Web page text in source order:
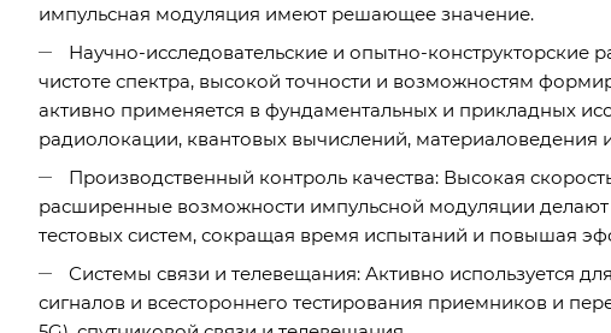
импульсная модуляция имеют решающее значение.
Научно-исследовательские и опытно-
чистоте спектра, высокой точности и возможностям
активно применяется в фундаментальных и прикладных
радиолокации, квантовых вычислений, материаловедения
Производственный контроль качества: Высокая
расширенные возможности импульсной модуляции
тестовых систем, сокращая время испытаний и повышая
Системы связи и телевещания: Активно используется
сигналов и всестороннего тестирования приемников и